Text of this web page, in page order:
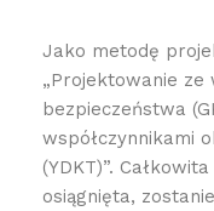
Jako metodę
„Projektowanie ze
bezpieczeństwa
współczynnikami
(YDKT)”.
osiągnięta,